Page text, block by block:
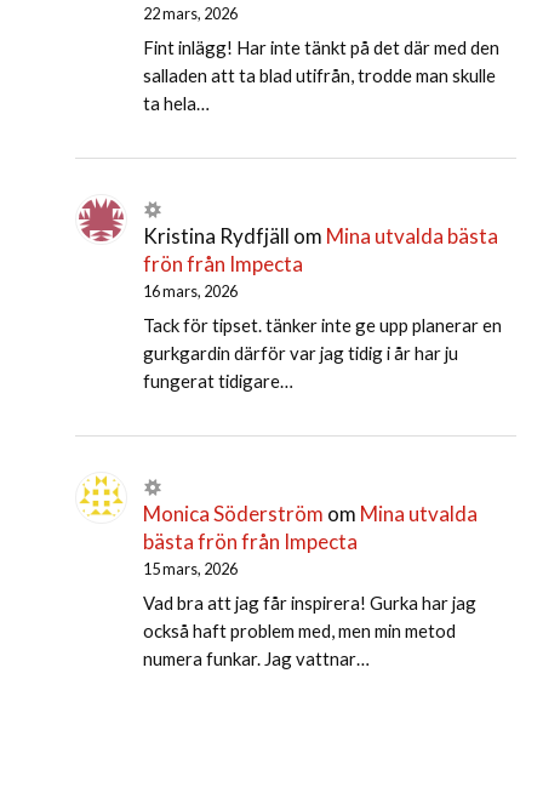
22 mars, 2026
Fint inlägg! Har inte tänkt på det där med den
salladen att ta blad utifrån, trodde man skulle
ta hela…
Kristina Rydfjäll om Mina utvalda bästa
frön från Impecta
16 mars, 2026
Tack för tipset. tänker inte ge upp planerar en
gurkgardin därför var jag tidig i år har ju
fungerat tidigare…
Monica Söderström om Mina utvalda
bästa frön från Impecta
15 mars, 2026
Vad bra att jag får inspirera! Gurka har jag
också haft problem med, men min metod
numera funkar. Jag vattnar…